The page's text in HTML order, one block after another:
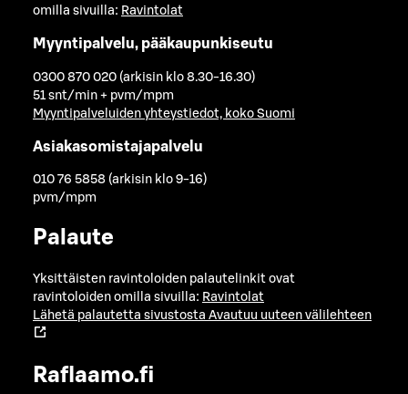
omilla sivuilla: Ravintolat
Myyntipalvelu, pääkaupunkiseutu
0300 870 020 (arkisin klo 8.30-16.30)
51 snt/min + pvm/mpm
Myyntipalveluiden yhteystiedot, koko Suomi
Asiakasomistajapalvelu
010 76 5858 (arkisin klo 9-16)
pvm/mpm
Palaute
Yksittäisten ravintoloiden palautelinkit ovat
ravintoloiden omilla sivuilla: Ravintolat
Lähetä palautetta sivustosta Avautuu uuteen välilehteen
Raflaamo.fi